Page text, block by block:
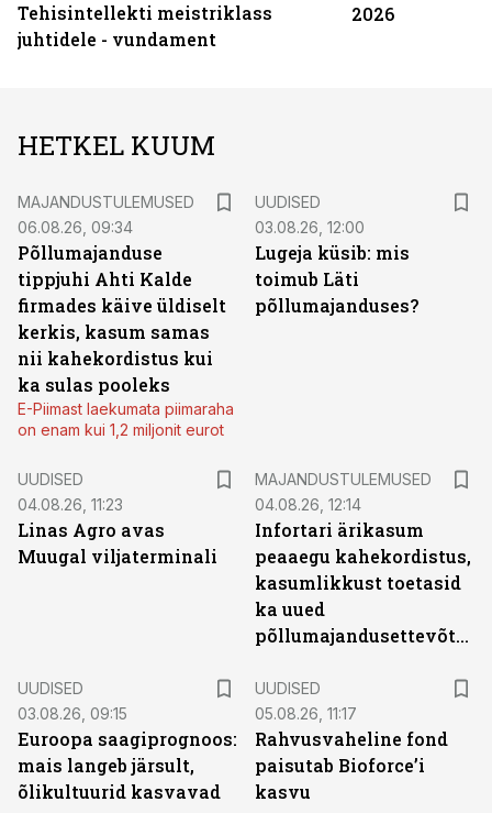
Tehisintellekti meistriklass
juhtidele - vundament
2026
HETKEL KUUM
MAJANDUSTULEMUSED
06.08.26, 09:34
Põllumajanduse
tippjuhi Ahti Kalde
firmades käive üldiselt
kerkis, kasum samas
nii kahekordistus kui
ka sulas pooleks
E-Piimast laekumata piimaraha
on enam kui 1,2 miljonit eurot
UUDISED
03.08.26, 12:00
Lugeja küsib: mis
toimub Läti
põllumajanduses?
UUDISED
04.08.26, 11:23
Linas Agro avas
Muugal viljaterminali
MAJANDUSTULEMUSED
04.08.26, 12:14
Infortari ärikasum
peaaegu kahekordistus,
kasumlikkust toetasid
ka uued
põllumajandusettevõtted
UUDISED
03.08.26, 09:15
Euroopa saagiprognoos:
mais langeb järsult,
õlikultuurid kasvavad
UUDISED
05.08.26, 11:17
Rahvusvaheline fond
paisutab Bioforce’i
kasvu